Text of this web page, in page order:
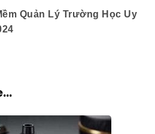
Quản Lý Trường Học Uy